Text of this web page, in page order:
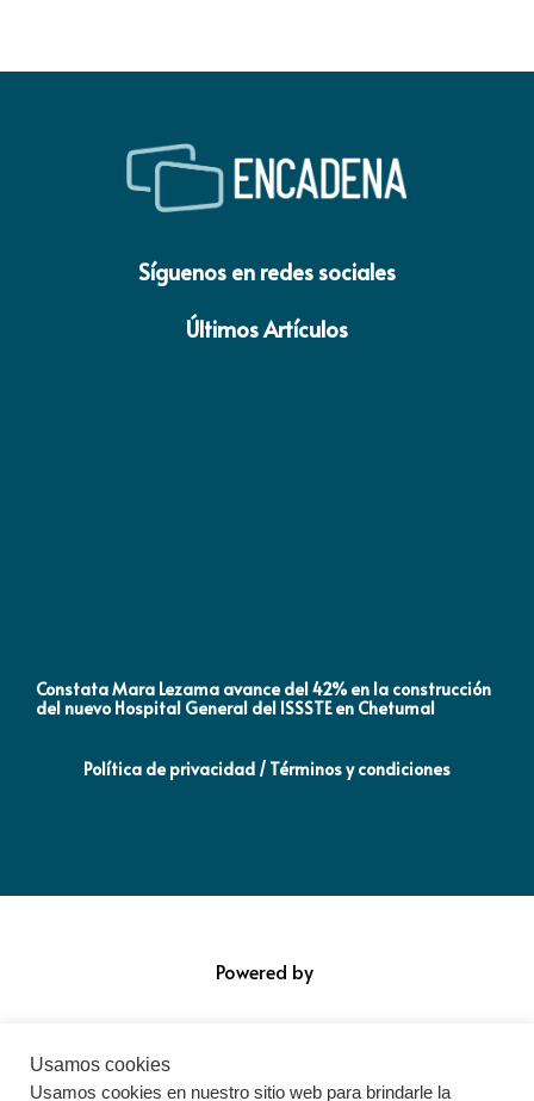
Síguenos en redes sociales
Últimos Artículos
Constata Mara Lezama avance del 42% en la construcción
del nuevo Hospital General del ISSSTE en Chetumal
Política de privacidad / Términos y condiciones
Powered by
Usamos cookies
Usamos cookies en nuestro sitio web para brindarle la